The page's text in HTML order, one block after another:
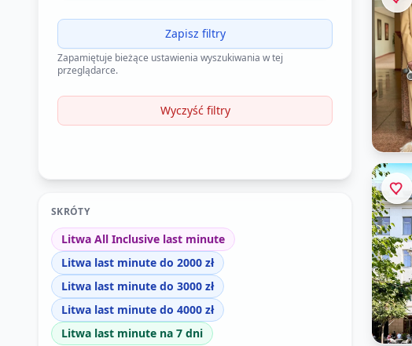
Zapisz filtry
Zapamiętuje bieżące ustawienia wyszukiwania w tej
przeglądarce.
Wyczyść filtry
SKRÓTY
Litwa All Inclusive last minute
Litwa last minute do 2000 zł
Litwa last minute do 3000 zł
Litwa last minute do 4000 zł
Litwa last minute na 7 dni